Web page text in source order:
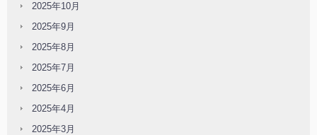
2025年10月
2025年9月
2025年8月
2025年7月
2025年6月
2025年4月
2025年3月